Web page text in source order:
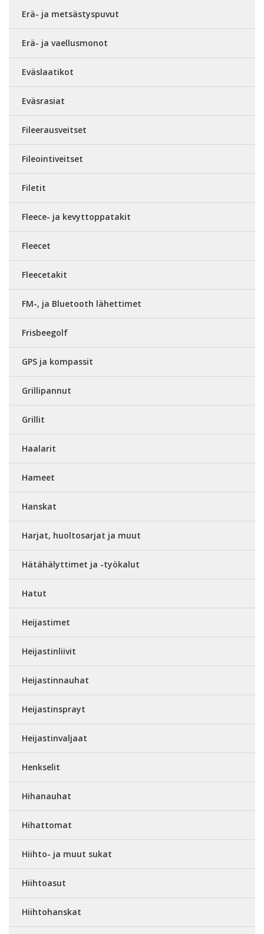
Erä- ja metsästyspuvut
Erä- ja vaellusmonot
Eväslaatikot
Eväsrasiat
Fileerausveitset
Fileointiveitset
Filetit
Fleece- ja kevyttoppatakit
Fleecet
Fleecetakit
FM-, ja Bluetooth lähettimet
Frisbeegolf
GPS ja kompassit
Grillipannut
Grillit
Haalarit
Hameet
Hanskat
Harjat, huoltosarjat ja muut
Hätähälyttimet ja -työkalut
Hatut
Heijastimet
Heijastinliivit
Heijastinnauhat
Heijastinsprayt
Heijastinvaljaat
Henkselit
Hihanauhat
Hihattomat
Hiihto- ja muut sukat
Hiihtoasut
Hiihtohanskat